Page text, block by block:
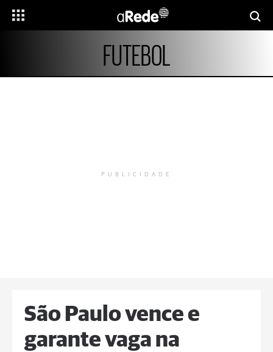
FUTEBOL
PUBLICIDADE
São Paulo vence e
garante vaga na